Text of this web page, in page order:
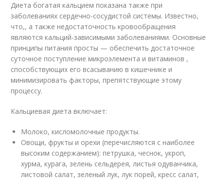
Диета богатая кальцием показана также при
заболеваниях сердечно-сосудистой системы. Известно,
что,, а также недостаточность кровообращения
являются кальций-зависимыми заболеваниями. Основные
принципы питания просты — обеспечить достаточное
суточное поступление микроэлемента и витаминов ,
способствующих его всасыванию в кишечнике и
минимизировать факторы, препятствующие этому
процессу.
Кальциевая диета включает:
Молоко, кисломолочные продукты.
Овощи, фрукты и орехи (перечисляются с наиболее
высоким содержанием): петрушка, чеснок, укроп,
хурма, курага, зелень сельдерея, листья одуванчика,
листовой салат, зеленый лук, лук порей, кресс салат,